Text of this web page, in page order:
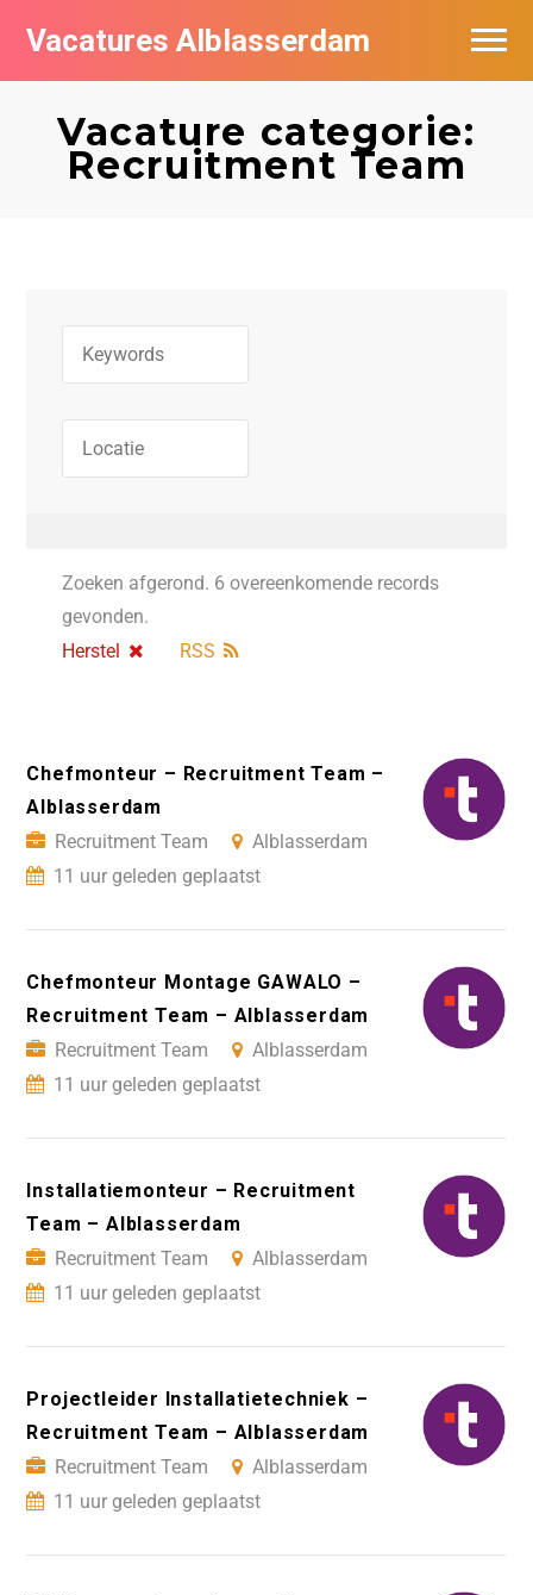
Vacatures Alblasserdam
Vacature categorie:
Recruitment Team
Zoeken afgerond. 6 overeenkomende records
gevonden.
Herstel
RSS
Chefmonteur – Recruitment Team –
Alblasserdam
Recruitment Team
Alblasserdam
11 uur geleden geplaatst
Chefmonteur Montage GAWALO –
Recruitment Team – Alblasserdam
Recruitment Team
Alblasserdam
11 uur geleden geplaatst
Installatiemonteur – Recruitment
Team – Alblasserdam
Recruitment Team
Alblasserdam
11 uur geleden geplaatst
Projectleider Installatietechniek –
Recruitment Team – Alblasserdam
Recruitment Team
Alblasserdam
11 uur geleden geplaatst
Vacatures per bedrijf in Alblasserdam
De populairste vacatures in Alblasserdam